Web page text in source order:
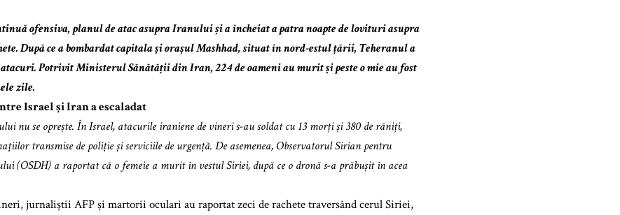
ofensiva, planul de atac asupra Iranului și a încheiat a patra noapte de lovituri asupra
După ce a bombardat capitala și orașul Mashhad, situat în nord-estul țării, Teheranul a
Potrivit Ministerul Sănătății din Iran, 224 de oameni au murit și peste o mie au fost
zile.
Israel și Iran a escaladat
nu se oprește. În Israel, atacurile iraniene de vineri s-au soldat cu 13 morți și 380 de răniți,
transmise de poliție și serviciile de urgență. De asemenea, Observatorul Sirian pentru
(OSDH) a raportat că o femeie a murit în vestul Siriei, după ce o dronă s-a prăbușit în acea
jurnaliștii AFP și martorii oculari au raportat zeci de rachete traversând cerul Siriei,